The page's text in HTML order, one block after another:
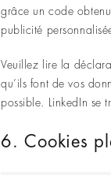
grâce un code
publicité
Veuillez lire la
qu’ils font de vos
possible. LinkedIn se
6. Cookies